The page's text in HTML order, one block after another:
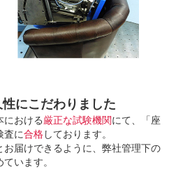
にこだわりました
における厳正な試験機関にて、「座
査に合格しております。
届けできるように、弊社管理下の
ています。